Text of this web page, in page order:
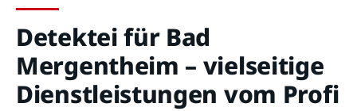
Detektei für Bad
Mergentheim – vielseitige
Dienstleistungen vom Profi